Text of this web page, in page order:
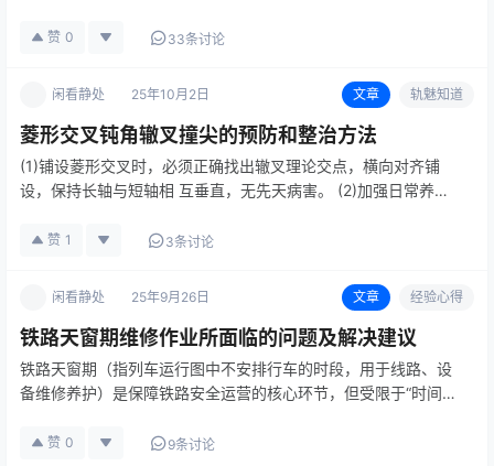
尺寸，更换弹簧垫圈，紧固螺栓的方法解决。孔径磨损严重的，
赞 0 33条讨论
闲看静处 25年10月2日 文章 轨魅知道
菱形交叉钝角辙叉撞尖的预防和整治方法
(1)铺设菱形交叉时，必须正确找出辙叉理论交点，横向对齐铺
设，保持长轴与短轴相 互垂直，无先天病害。 (2)加强日常养护
大胶垫， 安设分开式扣件。增加道床弹性，减少…
赞 1 3条讨论
闲看静处 25年9月26日 文章 经验心得
铁路天窗期维修作业所面临的问题及解决建议
铁路天窗期（指列车运行图中不安排行车的时段，用于线路、设
备维修养护）是保障铁路安全运营的核心环节，但受限于“时间
战。 一、铁路天窗期维修作业面临的问题 天窗期作业的本质矛
赞 0 9条讨论